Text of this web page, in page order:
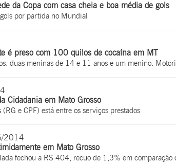
da Copa com casa cheia e boa média de gols
por partida no Mundial
é preso com 100 quilos de cocaína em MT
duas meninas de 14 e 11 anos e um menino.
Cidadania em Mato Grosso
e CPF) está entre os serviços prestados
2014
em Mato Grosso
fechou a R$ 404, recuo de 1,3% em comparação